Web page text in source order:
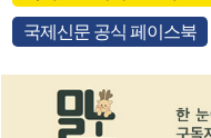
국제신문 공식 페이스북